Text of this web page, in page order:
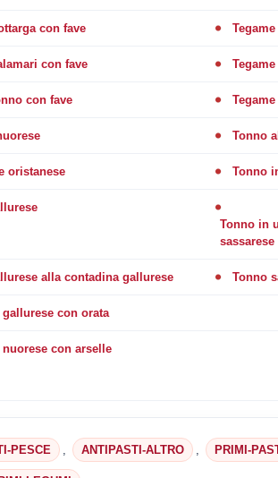
con fave
con fave
con fave
Tonno
oristanese Tonno
Tonno in
sassarese
alla contadina gallurese Tonno
con orata
con arselle
PESCE ANTIPASTI-ALTRO PRIMI-